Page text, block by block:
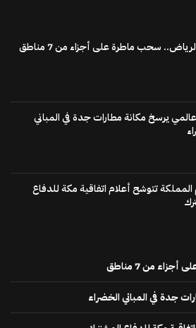
سحب ماطرة على أجزاء من 7 مناطق
عالمي يرسخ مكانة مطارات جدة في المباني
المملكة تتوشح أعلام اتفاقية مكة للدفاع
من 7 مناطق
جدة في المباني الخضراء